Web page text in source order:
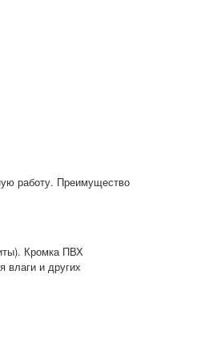
работу. Преимущество
Кромка ПВХ
влаги и других